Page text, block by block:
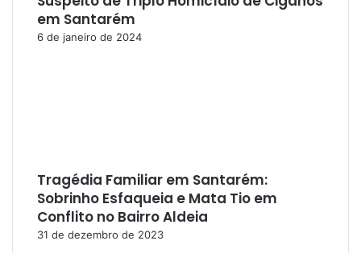
em Santarém
6 de janeiro de 2024
Tragédia Familiar em Santarém:
Sobrinho Esfaqueia e Mata Tio em
Conflito no Bairro Aldeia
31 de dezembro de 2023